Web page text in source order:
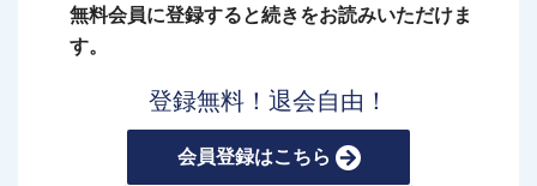
無料会員に登録すると続きをお読みいただけま
す。
登録無料！退会自由！
会員登録はこちら